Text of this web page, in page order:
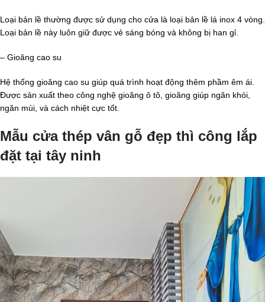
Loại bản lề thường được sử dụng cho cửa là loại bản lề lá inox 4 vòng.
Loại bản lề này luôn giữ được vẻ sáng bóng và không bị han gỉ.
– Gioăng cao su
Hệ thống gioăng cao su giúp quá trình hoạt động thêm phầm êm ái.
Được sản xuất theo công nghệ gioăng ô tô, gioăng giúp ngăn khói,
ngăn mùi, và cách nhiệt cực tốt.
Mẫu cửa thép vân gỗ đẹp thì công lắp
đặt tại tây ninh